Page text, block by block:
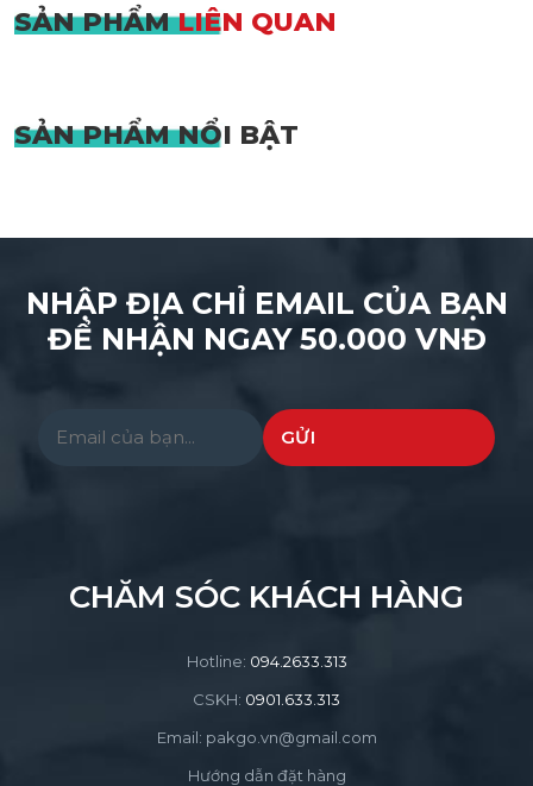
SẢN PHẨMLIÊN QUAN
SẢN PHẨMNỔI BẬT
NHẬP ĐỊA CHỈ EMAIL CỦA BẠN
ĐỂ NHẬN NGAY 50.000 VNĐ
Please leave this field empty.
CHĂM SÓC KHÁCH HÀNG
Hotline: 094.2633.313
CSKH: 0901.633.313
Email: pakgo.vn@gmail.com
Hướng dẫn đặt hàng